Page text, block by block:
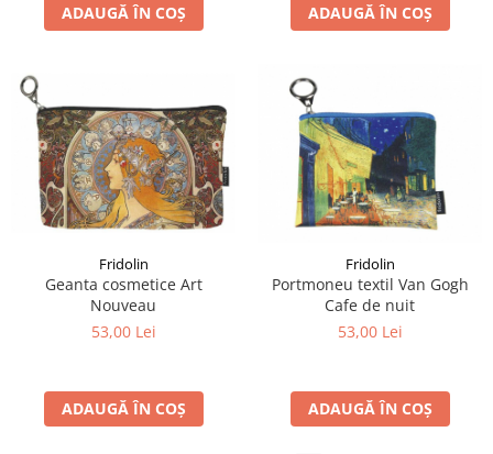
ADAUGĂ ÎN COȘ ADAUGĂ ÎN COȘ
Fridolin
Geanta cosmetice Art
Nouveau
53,00 Lei
ADAUGĂ ÎN COȘ
Fridolin
Portmoneu textil Van Gogh
Cafe de nuit
53,00 Lei
ADAUGĂ ÎN COȘ